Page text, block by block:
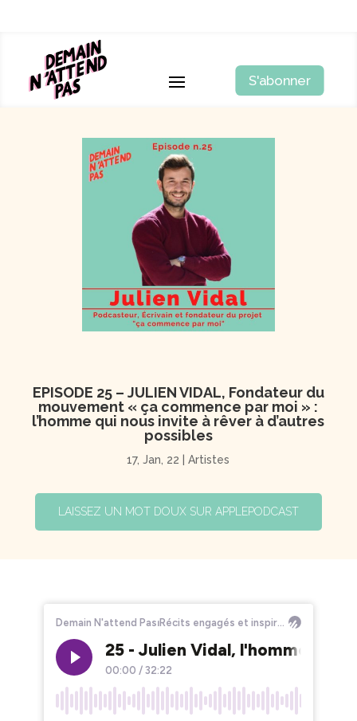
S'abonner
EPISODE 25 – JULIEN VIDAL, Fondateur du
mouvement « ça commence par moi » :
l’homme qui nous invite à rêver à d’autres
possibles
17, Jan, 22 |Artistes
LAISSEZ UN MOT DOUX SUR APPLEPODCAST